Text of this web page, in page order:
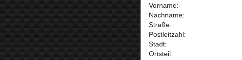
Vorname:
Nachname:
Straße:
Postleitzahl:
Stadt:
Ortsteil: